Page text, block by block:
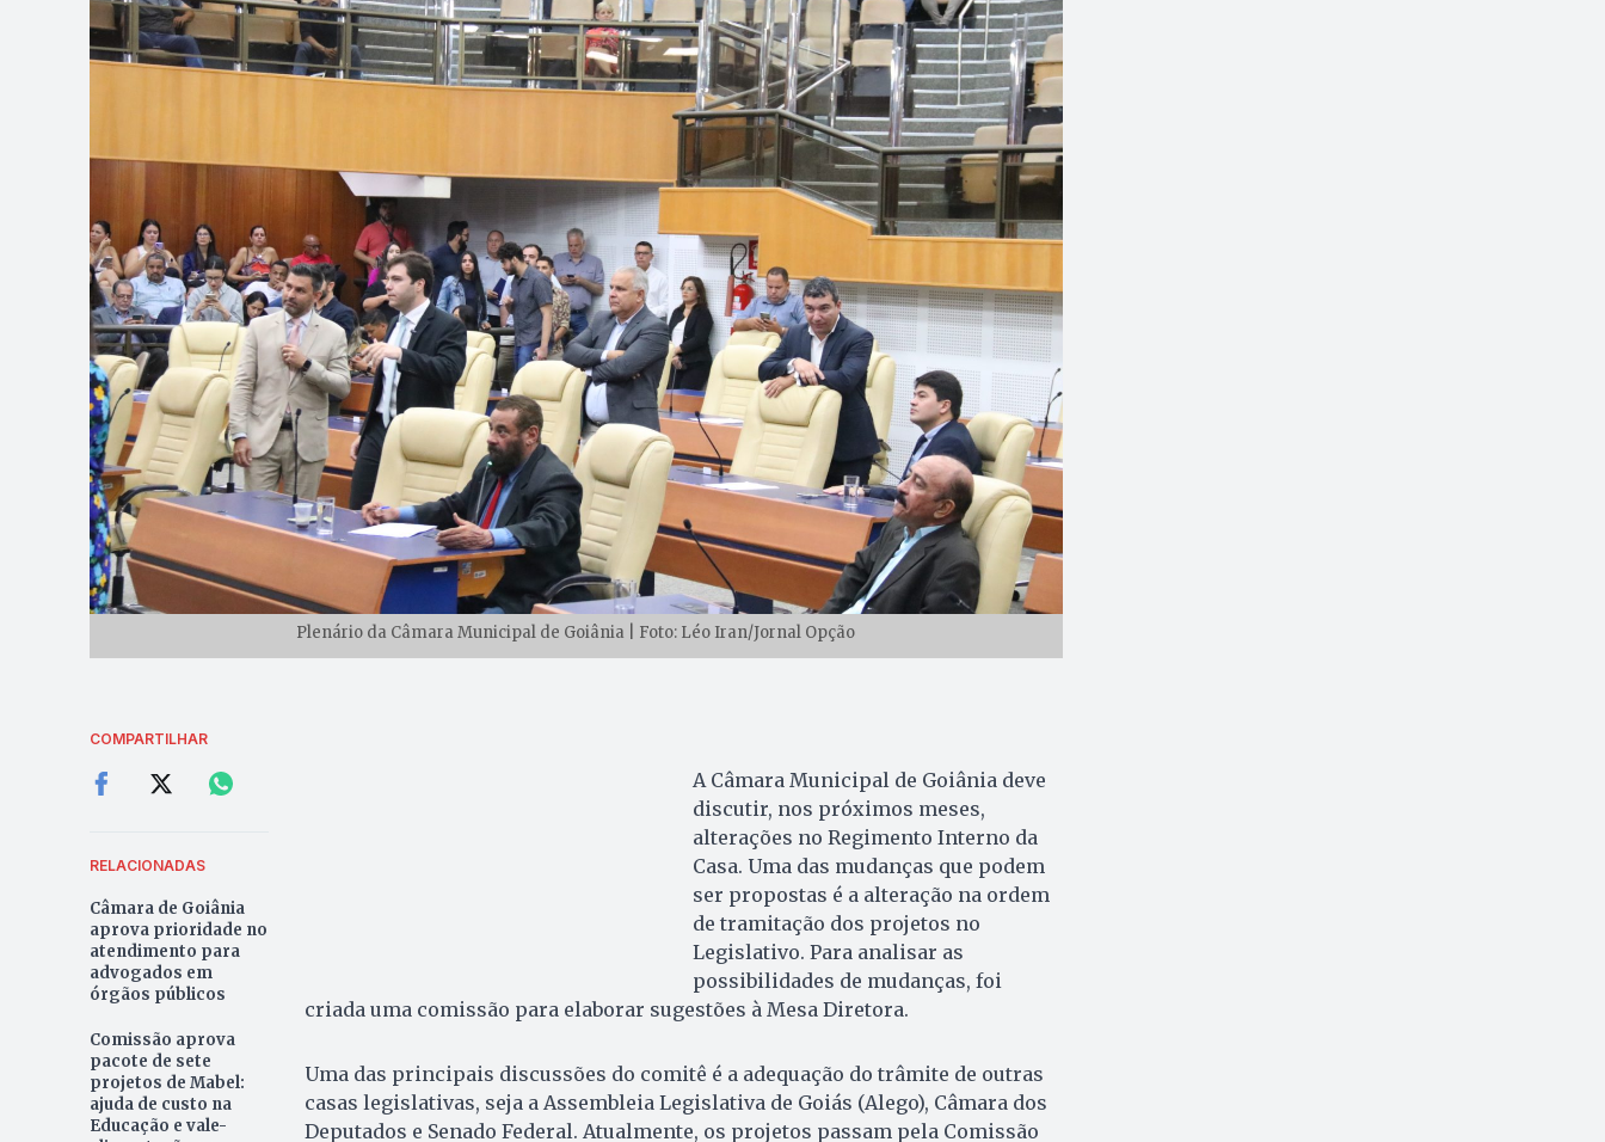
Plenário da Câmara Municipal de Goiânia | Foto: Léo Iran/Jornal Opção
COMPARTILHAR
RELACIONADAS
Câmara de Goiânia
aprova prioridade no
atendimento para
advogados em
órgãos públicos
Comissão aprova
pacote de sete
projetos de Mabel:
ajuda de custo na
Educação e vale-
A Câmara Municipal de Goiânia deve
discutir, nos próximos meses,
alterações no Regimento Interno da
Casa. Uma das mudanças que podem
ser propostas é a alteração na ordem
de tramitação dos projetos no
Legislativo. Para analisar as
possibilidades de mudanças, foi
criada uma comissão para elaborar sugestões à Mesa Diretora.
Uma das principais discussões do comitê é a adequação do trâmite de outras
casas legislativas, seja a Assembleia Legislativa de Goiás (Alego), Câmara dos
Deputados e Senado Federal. Atualmente, os projetos passam pela Comissão